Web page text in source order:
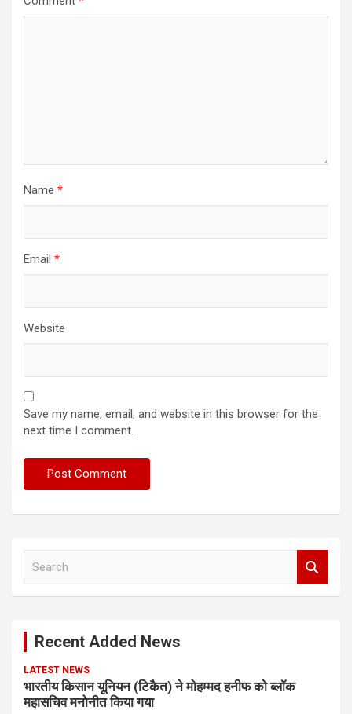
Name *
Email *
Website
Save my name, email, and website in this browser for the
next time I comment.
Recent Added News
LATEST NEWS
भारतीय किसान यूनियन (टिकैत) ने मोहम्मद हनीफ को ब्लॉक
महासचिव मनोनीत किया गया